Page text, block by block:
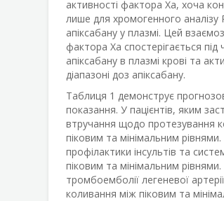
активності фактора Ха, хоча
лише для хромогенного аналізу
апіксабану у плазмі. Цей
фактора Ха спостерігається під
апіксабану в плазмі крові та
діапазоні доз апіксабану.
Таблиця 1 демонструє
показання. У пацієнтів, яким
втручання щодо протезування
піковим та мінімальним
профілактики інсультів та
піковим та мінімальним
тромбоемболії легеневої
коливання між піковим та